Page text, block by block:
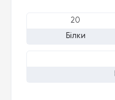
20
Білки